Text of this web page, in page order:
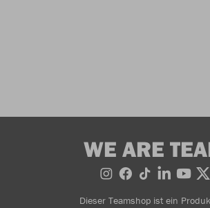
WE ARE
Dieser Teamshop ist ein